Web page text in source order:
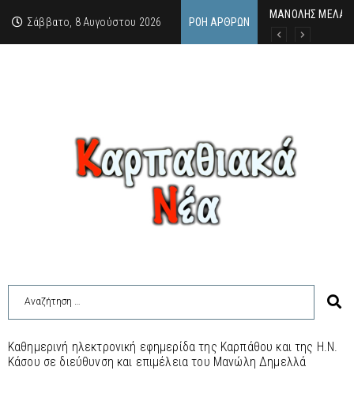
Σάββατο, 8 Αυγούστου 2026 ΡΟΉ ΆΡΘΡΩΝ
MΑΝΟΛΗΣ ΜΕΛΑΣ:
ΕΚΔΗΛΩΣΗ ΤΙΜΗΣ
Κάθε καλοκαίρι
Καθημερινή ηλεκτρονική εφημερίδα της Καρπάθου και της Η.Ν.
Κάσου σε διεύθυνση και επιμέλεια του Μανώλη Δημελλά